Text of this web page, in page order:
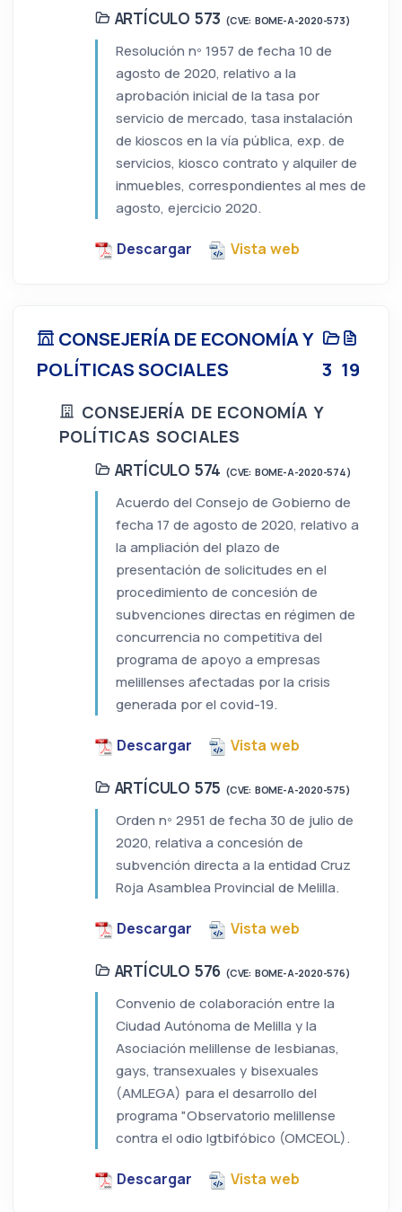
ARTÍCULO 573 (CVE: BOME-A-2020-573)
Resolución nº 1957 de fecha 10 de
agosto de 2020, relativo a la
aprobación inicial de la tasa por
servicio de mercado, tasa instalación
de kioscos en la vía pública, exp. de
servicios, kiosco contrato y alquiler de
inmuebles, correspondientes al mes de
agosto, ejercicio 2020.
Descargar Vista web
CONSEJERÍA DE ECONOMÍA Y
POLÍTICAS SOCIALES
3 19
CONSEJERÍA DE ECONOMÍA Y
POLÍTICAS SOCIALES
ARTÍCULO 574 (CVE: BOME-A-2020-574)
Acuerdo del Consejo de Gobierno de
fecha 17 de agosto de 2020, relativo a
la ampliación del plazo de
presentación de solicitudes en el
procedimiento de concesión de
subvenciones directas en régimen de
concurrencia no competitiva del
programa de apoyo a empresas
melillenses afectadas por la crisis
generada por el covid-19.
Descargar Vista web
ARTÍCULO 575 (CVE: BOME-A-2020-575)
Orden nº 2951 de fecha 30 de julio de
2020, relativa a concesión de
subvención directa a la entidad Cruz
Roja Asamblea Provincial de Melilla.
Descargar Vista web
ARTÍCULO 576 (CVE: BOME-A-2020-576)
Convenio de colaboración entre la
Ciudad Autónoma de Melilla y la
Asociación melillense de lesbianas,
gays, transexuales y bisexuales
(AMLEGA) para el desarrollo del
programa "Observatorio melillense
contra el odio lgtbifóbico (OMCEOL).
Descargar Vista web